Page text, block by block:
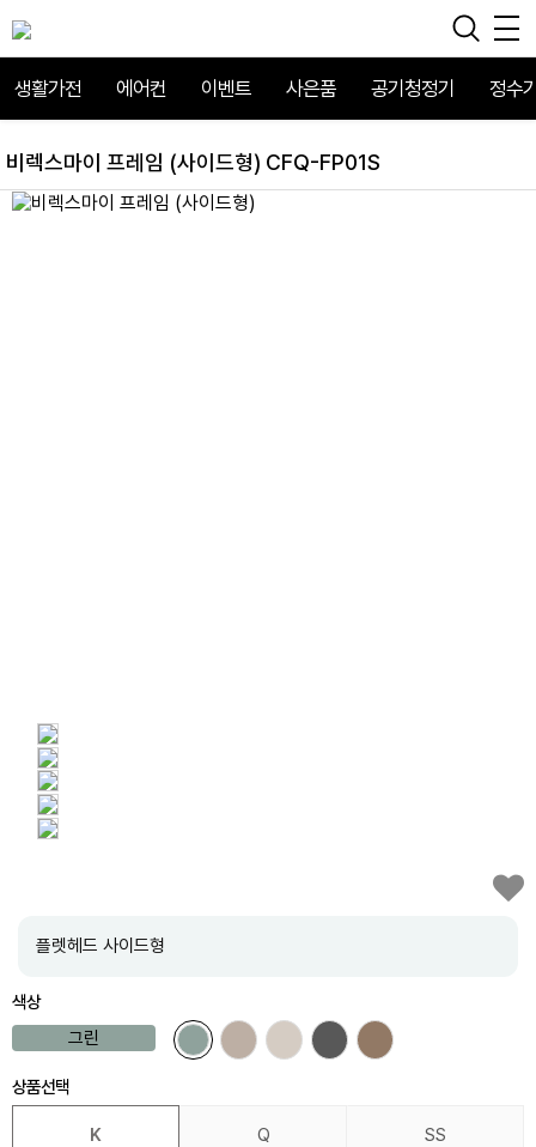
생활가전 에어컨 이벤트 사은품 공기청정기 정수
비렉스마이 프레임 (사이드형) CFQ-FP01S
플렛헤드 사이드형
색상
그린
상품선택
K Q SS